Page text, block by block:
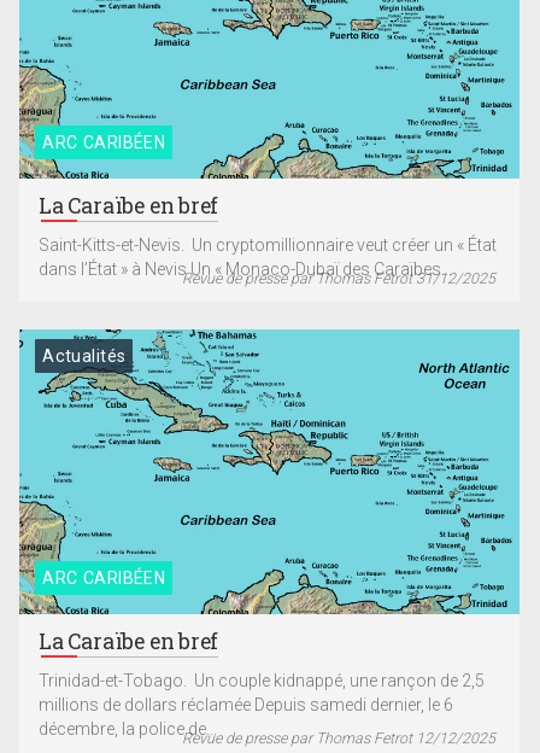
ARC CARIBÉEN
La Caraïbe en bref
Saint-Kitts-et-Nevis. Un cryptomillionnaire veut créer un « État
dans l’État » à Nevis Un « Monaco-Dubaï des Caraïbes...
Revue de presse par Thomas Fetrot 31/12/2025
ARC CARIBÉEN
Actualités
La Caraïbe en bref
Trinidad-et-Tobago. Un couple kidnappé, une rançon de 2,5
millions de dollars réclamée Depuis samedi dernier, le 6
décembre, la police de...Revue de presse par Thomas Fetrot 12/12/2025